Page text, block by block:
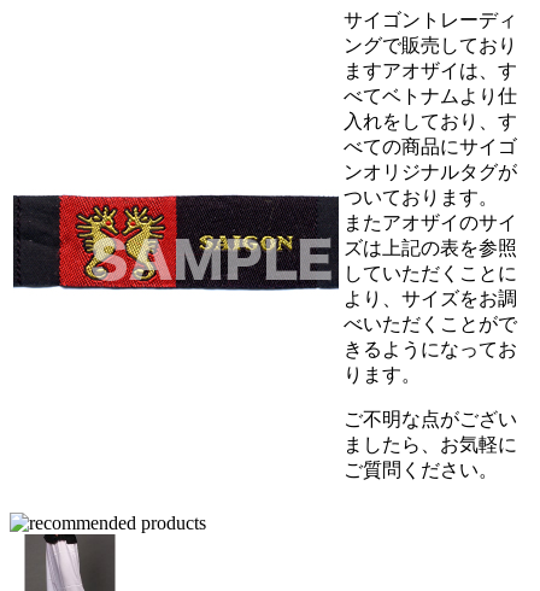
サイゴントレーディ
ングで販売しており
ますアオザイは、す
べてベトナムより仕
入れをしており、す
べての商品にサイゴ
ンオリジナルタグが
ついております。
またアオザイのサイ
ズは上記の表を参照
していただくことに
より、サイズをお調
べいただくことがで
きるようになってお
ります。
ご不明な点がござい
ましたら、お気軽に
ご質問ください。